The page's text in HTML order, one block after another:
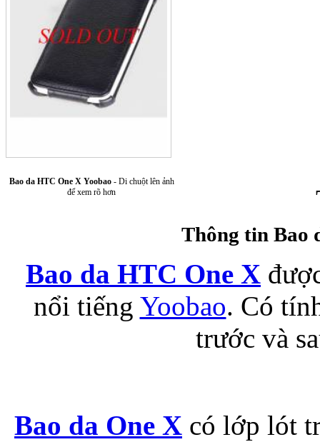
Ốp lưng Sony
Bao da HTC One X Yoobao- Di chuột lên ảnh
để xem rõ hơn
Thông tin Bao
Bao da HTC One X
nổi tiếng Yoobao. Có
trước và
Bao da One X có lớp lót